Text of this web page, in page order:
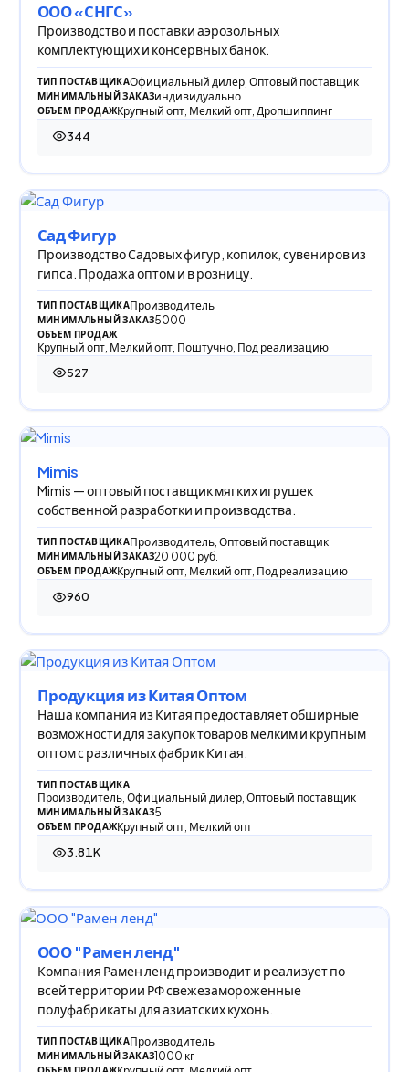
ООО «СНГС»
Производство и поставки аэрозольных
комплектующих и консервных банок.
ТИП ПОСТАВЩИКАОфициальный дилер, Оптовый поставщик
МИНИМАЛЬНЫЙ ЗАКАЗиндивидуально
ОБЪЕМ ПРОДАЖКрупный опт, Мелкий опт, Дропшиппинг
344
344 просмотра
Сад Фигур
Производство Садовых фигур, копилок, сувениров из
гипса. Продажа оптом и в розницу.
ТИП ПОСТАВЩИКАПроизводитель
МИНИМАЛЬНЫЙ ЗАКАЗ5000
ОБЪЕМ ПРОДАЖ
Крупный опт, Мелкий опт, Поштучно, Под реализацию
527
527 просмотров
Mimis
Mimis — оптовый поставщик мягких игрушек
собственной разработки и производства.
ТИП ПОСТАВЩИКАПроизводитель, Оптовый поставщик
МИНИМАЛЬНЫЙ ЗАКАЗ20 000 руб.
ОБЪЕМ ПРОДАЖКрупный опт, Мелкий опт, Под реализацию
960
960 просмотров
Продукция из Китая Оптом
Наша компания из Китая предоставляет обширные
возможности для закупок товаров мелким и крупным
оптом с различных фабрик Китая.
ТИП ПОСТАВЩИКА
Производитель, Официальный дилер, Оптовый поставщик
МИНИМАЛЬНЫЙ ЗАКАЗ5
ОБЪЕМ ПРОДАЖКрупный опт, Мелкий опт
3.81K
3 814 просмотров
ООО "Рамен ленд"
Компания Рамен ленд производит и реализует по
всей территории РФ свежезамороженные
полуфабрикаты для азиатских кухонь.
ТИП ПОСТАВЩИКАПроизводитель
МИНИМАЛЬНЫЙ ЗАКАЗ1000 кг
ОБЪЕМ ПРОДАЖ